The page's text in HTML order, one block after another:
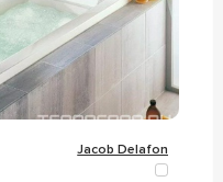
Jacob Delafon